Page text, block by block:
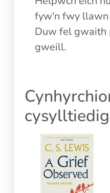
fyw'n fwy llawn
Duw fel gwaith
gweill.
cysylltiedig